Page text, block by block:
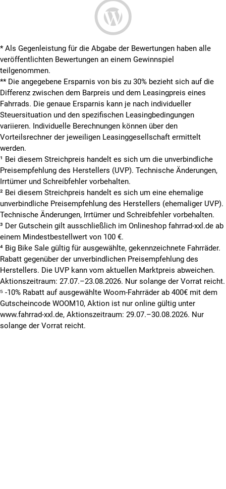
* Als Gegenleistung für die Abgabe der Bewertungen haben alle
veröffentlichten Bewertungen an einem Gewinnspiel
teilgenommen.
** Die angegebene Ersparnis von bis zu 30% bezieht sich auf die
Differenz zwischen dem Barpreis und dem Leasingpreis eines
Fahrrads. Die genaue Ersparnis kann je nach individueller
Steuersituation und den spezifischen Leasingbedingungen
variieren. Individuelle Berechnungen können über den
Vorteilsrechner der jeweiligen Leasinggesellschaft ermittelt
werden.
¹ Bei diesem Streichpreis handelt es sich um die unverbindliche
Preisempfehlung des Herstellers (UVP). Technische Änderungen,
Irrtümer und Schreibfehler vorbehalten.
² Bei diesem Streichpreis handelt es sich um eine ehemalige
unverbindliche Preisempfehlung des Herstellers (ehemaliger UVP).
Technische Änderungen, Irrtümer und Schreibfehler vorbehalten.
³ Der Gutschein gilt ausschließlich im Onlineshop fahrrad-xxl.de ab
einem Mindestbestellwert von 100 €.
⁴ Big Bike Sale gültig für ausgewählte, gekennzeichnete Fahrräder.
Rabatt gegenüber der unverbindlichen Preisempfehlung des
Herstellers. Die UVP kann vom aktuellen Marktpreis abweichen.
Aktionszeitraum: 27.07.–23.08.2026. Nur solange der Vorrat reicht.
⁵ -10% Rabatt auf ausgewählte Woom-Fahrräder ab 400€ mit dem
Gutscheincode WOOM10, Aktion ist nur online gültig unter
www.fahrrad-xxl.de, Aktionszeitraum: 29.07.–30.08.2026. Nur
solange der Vorrat reicht.